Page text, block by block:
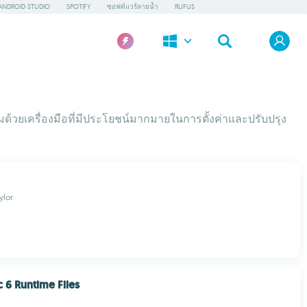
STUDIO SPOTIFY ซอฟต์แวร์ลายน้ำ RUFUS
วยเครื่องมือที่มีประโยชน์มากมายในการตั้งค่าและปรับปรุง
6 Runtime Files